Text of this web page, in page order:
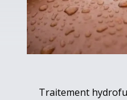
Traitement